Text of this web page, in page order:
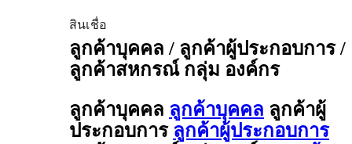
สินเชื่อ
ลูกค้าบุคคล / ลูกค้าผู้ประกอบการ /
ลูกค้าสหกรณ์ กลุ่ม องค์กร
ลูกค้าบุคคล ลูกค้าบุคคล ลูกค้าผู้
ประกอบการ ลูกค้าผู้ประกอบการ